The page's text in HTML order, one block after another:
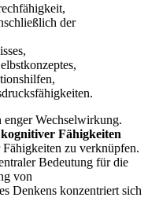
der
Wechselwirkung.
Fähigkeiten
zu verknüpfen.
Bedeutung für die
von
Denkens konzentriert sich